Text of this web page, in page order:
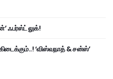
ஃபர்ஸ்ட் லுக்!
‘விஸ்வநாத் & சன்ஸ்’